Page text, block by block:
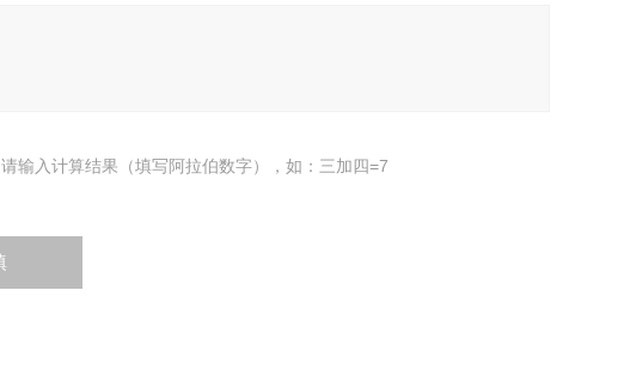
请输入计算结果（填写阿拉伯数字），如：三加四=7